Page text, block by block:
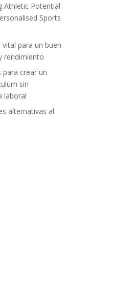
Athletic Potential
Sports
vital para un buen
rendimiento
para crear un
sin
laboral
alternativas al